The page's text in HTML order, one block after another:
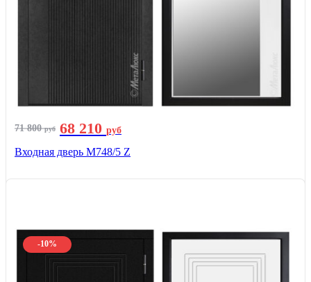
71 800руб 68 210 руб
Входная дверь М748/5 Z
-10%